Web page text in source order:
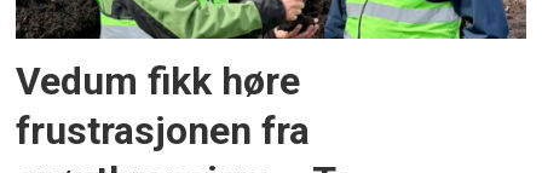
Vedum fikk høre
frustrasjonen fra